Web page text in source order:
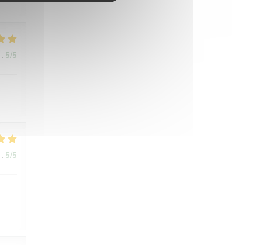
: 5/5
: 5/5